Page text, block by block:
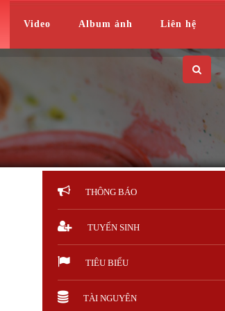
Video Album ảnh Liên hệ
THÔNG BÁO
TUYỂN SINH
TIÊU BIỂU
TÀI NGUYÊN